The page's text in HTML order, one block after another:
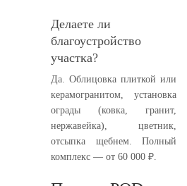
Делаете ли
благоустройство
участка?
Да. Облицовка плиткой или
керамогранитом, установка
ограды (ковка, гранит,
нержавейка), цветник,
отсыпка щебнем. Полный
комплекс — от 60 000 ₽.